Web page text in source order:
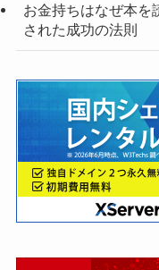
お金持ちはなぜ本を
された成功の法則